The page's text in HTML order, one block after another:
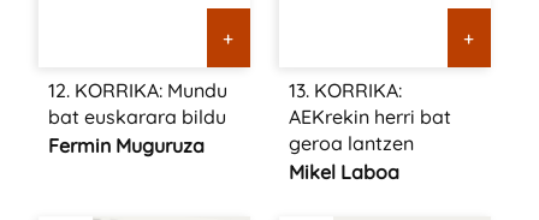
+
12. KORRIKA: Mundu
bat euskarara bildu
Fermin Muguruza
+
13. KORRIKA:
AEKrekin herri bat
geroa lantzen
Mikel Laboa